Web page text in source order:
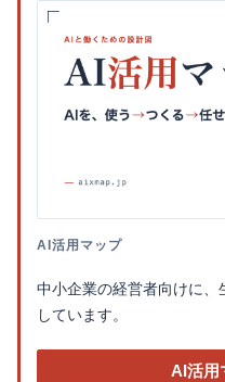
AI活用マップ
中小企業の経営者向けに、
しています。
AI活用